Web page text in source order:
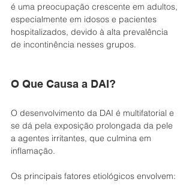
é uma preocupação crescente em adultos,
especialmente em idosos e pacientes
hospitalizados, devido à alta prevalência
de incontinência nesses grupos.
O Que Causa a DAI?
O desenvolvimento da DAI é multifatorial e
se dá pela exposição prolongada da pele
a agentes irritantes, que culmina em
inflamação.
Os principais fatores etiológicos envolvem: